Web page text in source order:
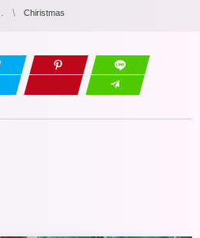
Chiristmas